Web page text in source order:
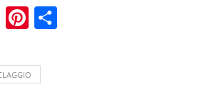
EmailPinterest